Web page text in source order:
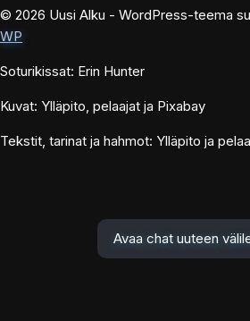
© 2026 Uusi Alku - WordPress-teema
WP
Soturikissat: Erin Hunter
Kuvat: Ylläpito, pelaajat ja Pixabay
Tekstit, tarinat ja hahmot: Ylläpito ja
Avaa chat uuteen